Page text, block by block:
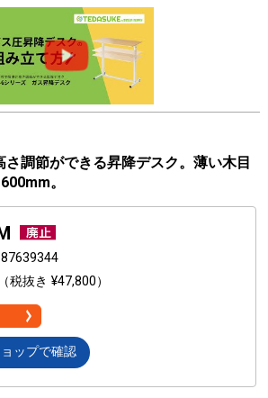
調節ができる昇降デスク。薄い木目
。
（税抜き ¥47,800）
ップで確認